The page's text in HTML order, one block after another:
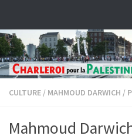
CULTURE / MAHMOUD DARWICH /
Mahmoud